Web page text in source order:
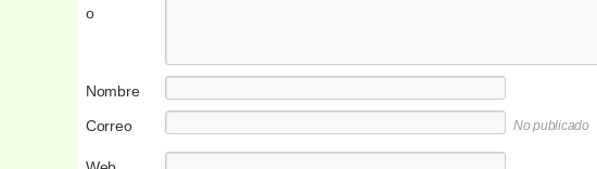
o
Nombre
Correo
No publicado